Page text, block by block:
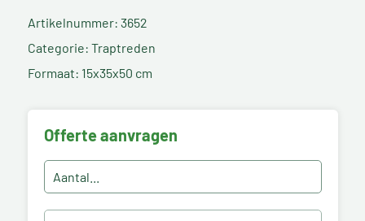
Artikelnummer: 3652
Categorie: Traptreden
Formaat: 15x35x50 cm
Offerte aanvragen